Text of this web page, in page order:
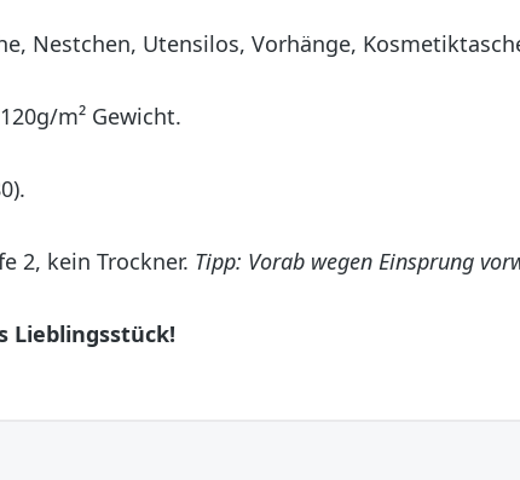
Nestchen, Utensilos, Vorhänge,
m² Gewicht.
2, kein Trockner. Tipp: Vorab wegen Einsprung
Lieblingsstück!